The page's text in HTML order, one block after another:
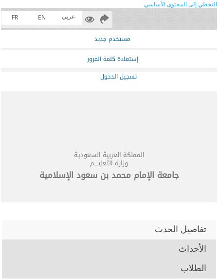
التخطي إلى المحتوى الأساسي
عربي
EN
FR
مستخدم جديد
إستعادة كلمة المرور
تسجيل الدخول
المملكة العربية السعودية
وزارة التعليــــم
جامعة الإمام محمد بن سعود الإسلامية
الطلاب
الأحداث
تفاصيل الحدث